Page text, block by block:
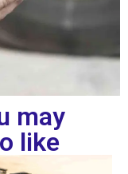
may
like